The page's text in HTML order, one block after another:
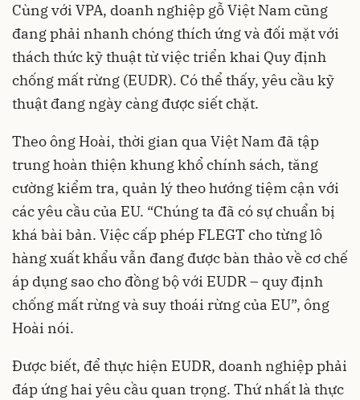
Cùng với VPA, doanh nghiệp gỗ Việt Nam cũng
đang phải nhanh chóng thích ứng và đối mặt với
thách thức kỹ thuật từ việc triển khai Quy định
chống mất rừng (EUDR). Có thể thấy, yêu cầu kỹ
thuật đang ngày càng được siết chặt.
Theo ông Hoài, thời gian qua Việt Nam đã tập
trung hoàn thiện khung khổ chính sách, tăng
cường kiểm tra, quản lý theo hướng tiệm cận với
các yêu cầu của EU. “Chúng ta đã có sự chuẩn bị
khá bài bản. Việc cấp phép FLEGT cho từng lô
hàng xuất khẩu vẫn đang được bàn thảo về cơ chế
áp dụng sao cho đồng bộ với EUDR – quy định
chống mất rừng và suy thoái rừng của EU”, ông
Hoài nói.
Được biết, để thực hiện EUDR, doanh nghiệp phải
đáp ứng hai yêu cầu quan trọng. Thứ nhất là thực